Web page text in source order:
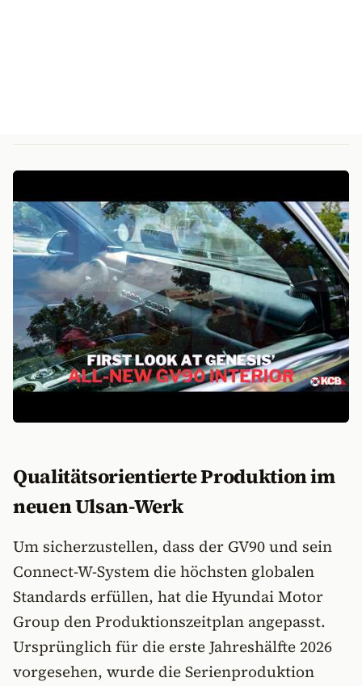
Qualitätsorientierte Produktion im
neuen Ulsan-Werk
Um sicherzustellen, dass der GV90 und sein
Connect-W-System die höchsten globalen
Standards erfüllen, hat die Hyundai Motor
Group den Produktionszeitplan angepasst.
Ursprünglich für die erste Jahreshälfte 2026
vorgesehen, wurde die Serienproduktion